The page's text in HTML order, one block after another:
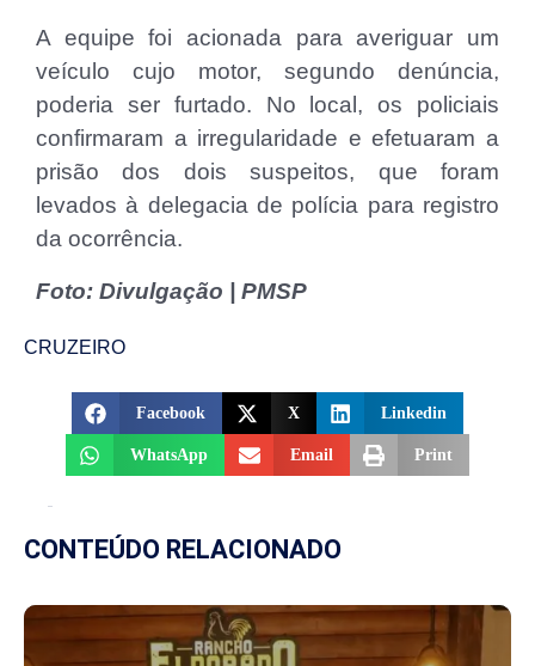
A equipe foi acionada para averiguar um
veículo cujo motor, segundo denúncia,
poderia ser furtado. No local, os policiais
confirmaram a irregularidade e efetuaram a
prisão dos dois suspeitos, que foram
levados à delegacia de polícia para registro
da ocorrência.
Foto: Divulgação | PMSP
CRUZEIRO
Facebook X Linkedin
WhatsApp Email Print
CONTEÚDO RELACIONADO